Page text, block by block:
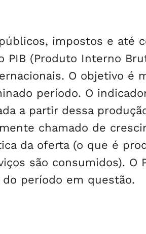
impostos e até
PIB (Produto Interno
O objetivo é
período. O
a partir dessa
chamado de
da oferta (o que é
são consumidos). O
período em questão.